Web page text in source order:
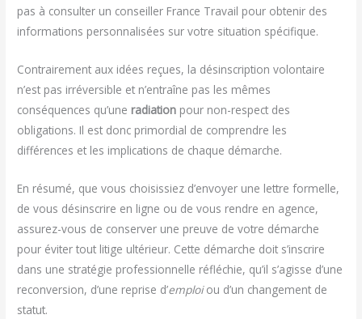
pas à consulter un conseiller France Travail pour obtenir des
informations personnalisées sur votre situation spécifique.
Contrairement aux idées reçues, la désinscription volontaire
n’est pas irréversible et n’entraîne pas les mêmes
conséquences qu’une radiation pour non-respect des
obligations. Il est donc primordial de comprendre les
différences et les implications de chaque démarche.
En résumé, que vous choisissiez d’envoyer une lettre formelle,
de vous désinscrire en ligne ou de vous rendre en agence,
assurez-vous de conserver une preuve de votre démarche
pour éviter tout litige ultérieur. Cette démarche doit s’inscrire
dans une stratégie professionnelle réfléchie, qu’il s’agisse d’une
reconversion, d’une reprise d’emploiou d’un changement de
statut.